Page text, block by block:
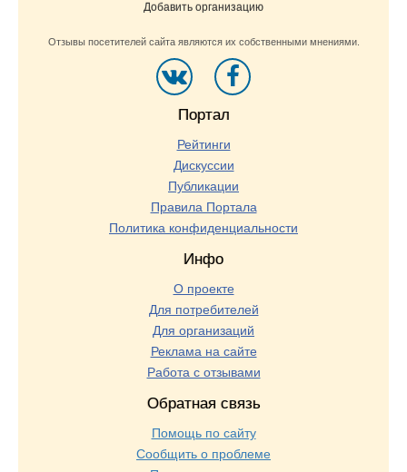
Добавить организацию
Отзывы посетителей сайта являются их собственными мнениями.
Портал
Рейтинги
Дискуссии
Публикации
Правила Портала
Политика конфиденциальности
Инфо
О проекте
Для потребителей
Для организаций
Реклама на сайте
Работа с отзывами
Обратная связь
Помощь по сайту
Сообщить о проблеме